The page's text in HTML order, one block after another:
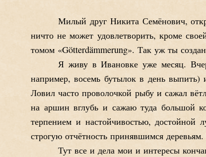
Милый друг Никита Семёнович,
ничто не может удовлетворить, кроме
томом «Götterdämmerung». Так уж ты
Я живу в Ивановке уже месяц.
например, восемь бутылок в день
Ловил часто проволочкой рыбу и сажал
на аршин вглубь и сажаю туда большой
терпением и настойчивостью,
строгую отчётность принявшимся
Тут все и дела мои и интересы